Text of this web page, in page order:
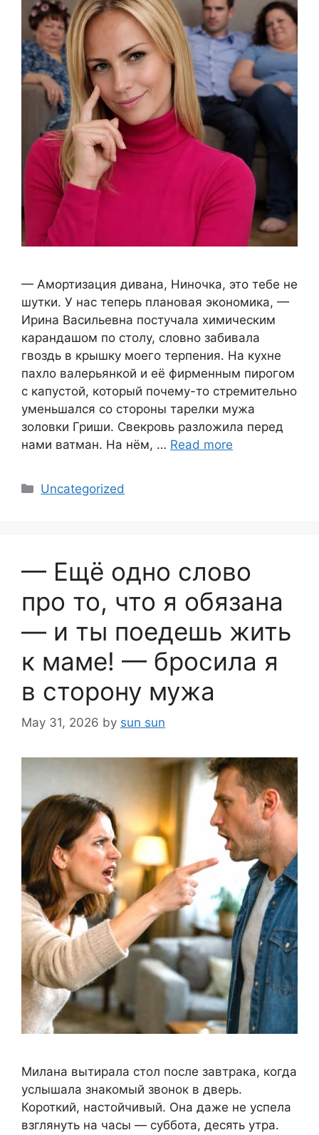
— Амортизация дивана, Ниночка, это тебе не
шутки. У нас теперь плановая экономика, —
Ирина Васильевна постучала химическим
карандашом по столу, словно забивала
гвоздь в крышку моего терпения. На кухне
пахло валерьянкой и её фирменным пирогом
с капустой, который почему-то стремительно
уменьшался со стороны тарелки мужа
золовки Гриши. Свекровь разложила перед
нами ватман. На нём, … Read more
Categories
Uncategorized
— Ещё одно слово
про то, что я обязана
— и ты поедешь жить
к маме! — бросила я
в сторону мужа
May 31, 2026 by sun sun
Милана вытирала стол после завтрака, когда
услышала знакомый звонок в дверь.
Короткий, настойчивый. Она даже не успела
взглянуть на часы — суббота, десять утра.